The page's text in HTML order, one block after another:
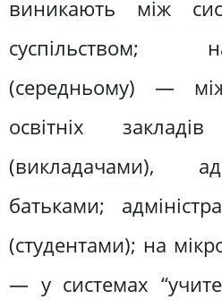
виникають між
суспільством;
(середньому) — між
освітніх
(викладачами),
батьками;
(студентами); на
— у системах